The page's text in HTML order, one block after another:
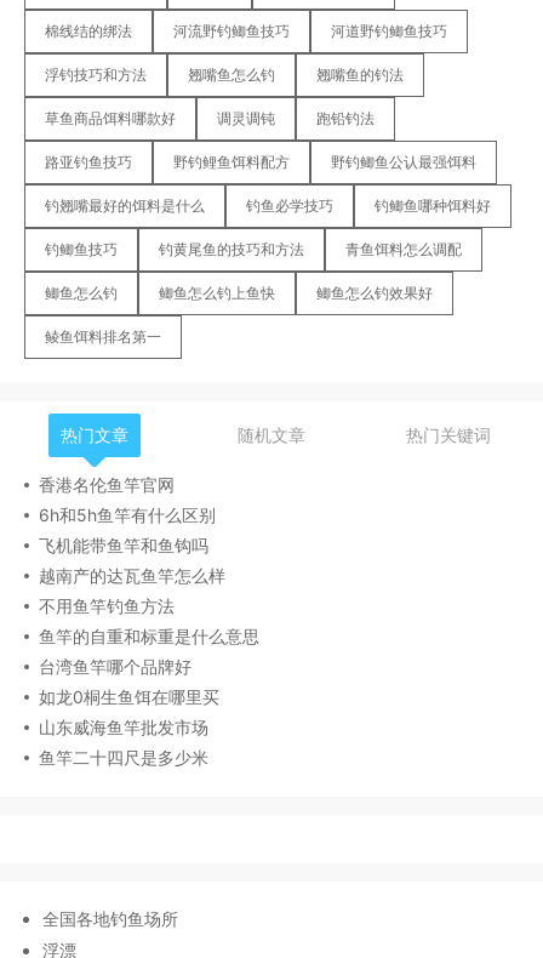
棉线结的绑法 河流野钓鲫鱼技巧 河道野钓鲫鱼技巧
浮钓技巧和方法 翘嘴鱼怎么钓 翘嘴鱼的钓法
草鱼商品饵料哪款好 调灵调钝 跑铅钓法
路亚钓鱼技巧 野钓鲤鱼饵料配方 野钓鲫鱼公认最强饵料
钓翘嘴最好的饵料是什么 钓鱼必学技巧 钓鲫鱼哪种饵料好
钓鲫鱼技巧 钓黄尾鱼的技巧和方法 青鱼饵料怎么调配
鲫鱼怎么钓 鲫鱼怎么钓上鱼快 鲫鱼怎么钓效果好
鲮鱼饵料排名第一
热门文章 随机文章 热门关键词
香港名伦鱼竿官网
6h和5h鱼竿有什么区别
飞机能带鱼竿和鱼钩吗
越南产的达瓦鱼竿怎么样
不用鱼竿钓鱼方法
鱼竿的自重和标重是什么意思
台湾鱼竿哪个品牌好
如龙0桐生鱼饵在哪里买
山东威海鱼竿批发市场
鱼竿二十四尺是多少米
全国各地钓鱼场所
浮漂